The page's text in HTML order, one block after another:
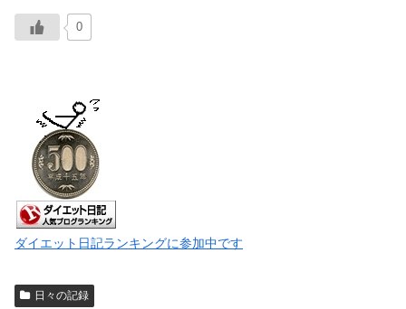
0
ダイエット日記ランキングに参加中です
日々の記録